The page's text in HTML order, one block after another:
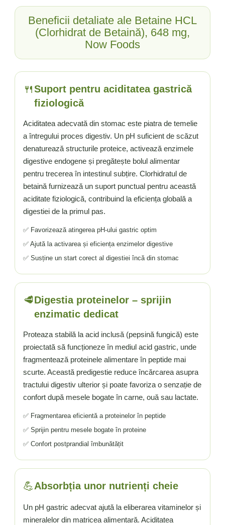
Tiamina (Vitamina B1)
Tribulus (Coltii Babei)
Turmeric (Curcumin)
Ulei de Cocos
Ulei Seminte Dovleac (Pumpkin)
Ulm Alunecos (Slippery Elm)
Urzica (Stinging Nettle)
Usturoi (Garlic)
Valeriana
Vitamina B12 (Cobalamina)
Vitamina A (Retinol)
Vitamina C
Vitamina D
Wormwood (Artemisia)
Yucca
Beneficii detaliate ale Betaine HCL
(Clorhidrat de Betaină), 648 mg,
Now Foods
🍴Suport pentru aciditatea gastrică
fiziologică
Aciditatea adecvată din stomac este piatra de temelie
a întregului proces digestiv. Un pH suficient de scăzut
denaturează structurile proteice, activează enzimele
digestive endogene și pregătește bolul alimentar
pentru trecerea în intestinul subțire. Clorhidratul de
betaină furnizează un suport punctual pentru această
aciditate fiziologică, contribuind la eficiența globală a
digestiei de la primul pas.
✅ Favorizează atingerea pH-ului gastric optim
✅ Ajută la activarea și eficiența enzimelor digestive
✅ Susține un start corect al digestiei încă din stomac
🥩Digestia proteinelor – sprijin
enzimatic dedicat
Proteaza stabilă la acid inclusă (pepsină fungică) este
proiectată să funcționeze în mediul acid gastric, unde
fragmentează proteinele alimentare în peptide mai
scurte. Această predigestie reduce încărcarea asupra
tractului digestiv ulterior și poate favoriza o senzație de
confort după mesele bogate în carne, ouă sau lactate.
✅ Fragmentarea eficientă a proteinelor în peptide
✅ Sprijin pentru mesele bogate în proteine
✅ Confort postprandial îmbunătățit
💪Absorbția unor nutrienți cheie
Un pH gastric adecvat ajută la eliberarea vitaminelor și
mineralelor din matricea alimentară. Aciditatea